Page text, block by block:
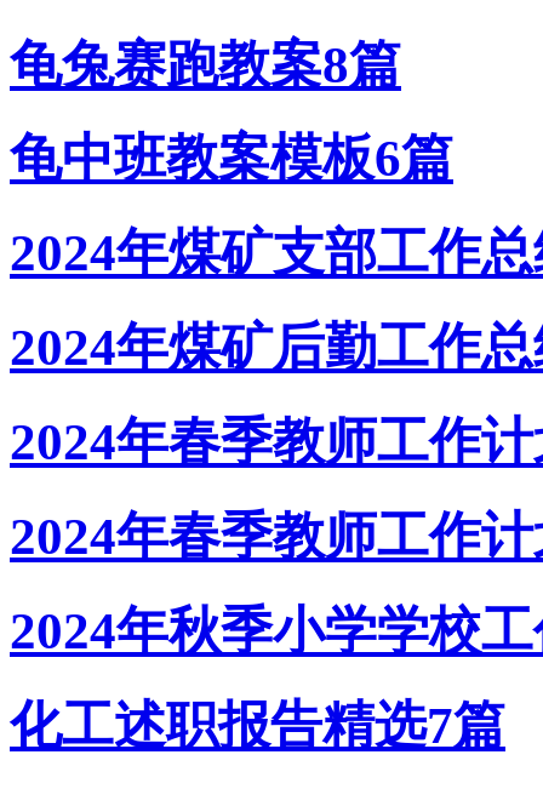
龟兔赛跑教案8篇
龟中班教案模板6篇
2024年煤矿支部工作
2024年煤矿后勤工作
2024年春季教师工作
2024年春季教师工作
2024年秋季小学学校
化工述职报告精选7篇